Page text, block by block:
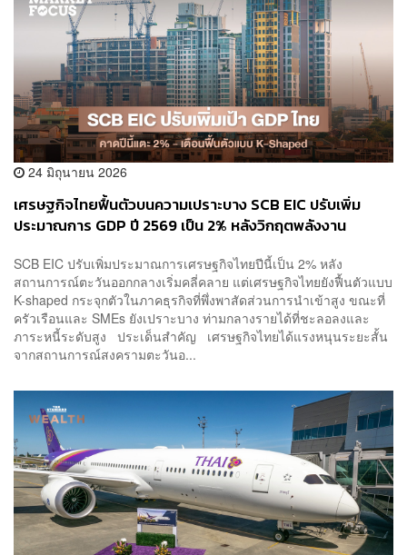
24 มิถุนายน 2026
เศรษฐกิจไทยฟื้นตัวบนความเปราะบาง SCB EIC ปรับเพิ่ม
ประมาณการ GDP ปี 2569 เป็น 2% หลังวิกฤตพลังงาน
SCB EIC ปรับเพิ่มประมาณการเศรษฐกิจไทยปีนี้เป็น 2% หลัง
สถานการณ์ตะวันออกกลางเริ่มคลี่คลาย แต่เศรษฐกิจไทยยังฟื้นตัวแบบ
K-shaped กระจุกตัวในภาคธุรกิจที่พึ่งพาสัดส่วนการนำเข้าสูง ขณะที่
ครัวเรือนและ SMEs ยังเปราะบาง ท่ามกลางรายได้ที่ชะลอลงและ
ภาระหนี้ระดับสูง ประเด็นสำคัญ เศรษฐกิจไทยได้แรงหนุนระยะสั้น
จากสถานการณ์สงครามตะวันอ...